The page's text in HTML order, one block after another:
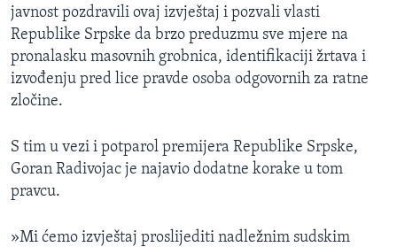
javnost pozdravili ovaj izvještaj i pozvali vlasti
Republike Srpske da brzo preduzmu sve mjere na
pronalasku masovnih grobnica, identifikaciji žrtava i
izvođenju pred lice pravde osoba odgovornih za ratne
zločine.
S tim u vezi i potparol premijera Republike Srpske,
Goran Radivojac je najavio dodatne korake u tom
pravcu.
»Mi ćemo izvještaj proslijediti nadležnim sudskim